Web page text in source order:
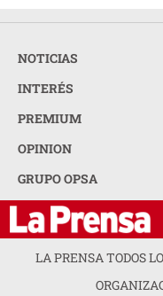
NOTICIAS
INTERÉS
PREMIUM
OPINION
GRUPO OPSA
LA PRENSA TODOS